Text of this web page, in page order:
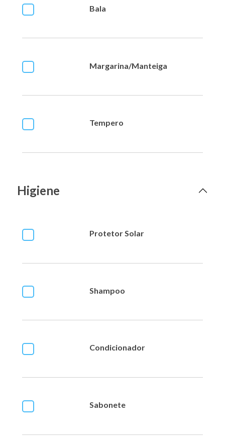
Bala
Margarina/Manteiga
Tempero
Higiene
Protetor Solar
Shampoo
Condicionador
Sabonete